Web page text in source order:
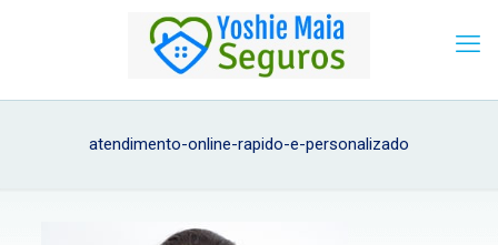
atendimento-online-rapido-e-personalizado